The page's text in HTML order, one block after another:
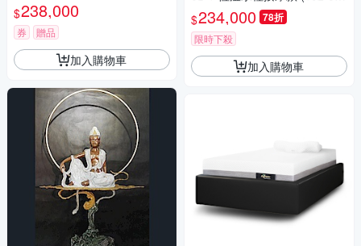
$238,000
券 贈品
加入購物車
208cm)
$234,000 78折
限時下殺
加入購物車